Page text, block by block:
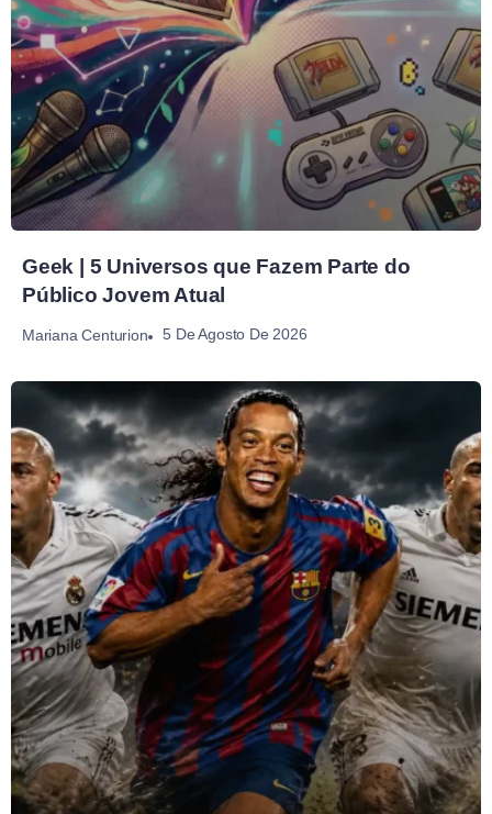
Geek | 5 Universos que Fazem Parte do
Público Jovem Atual
Mariana Centurion 5 De Agosto De 2026